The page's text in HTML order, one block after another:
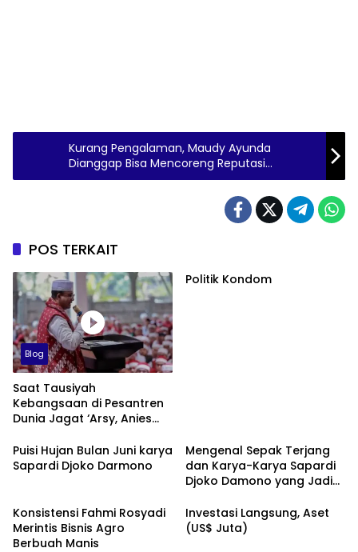
Kurang Pengalaman, Maudy Ayunda
Dianggap Bisa Mencoreng Reputasi
Indonesia
POS TERKAIT
Blog
Saat Tausiyah
Kebangsaan di Pesantren
Dunia Jagat ‘Arsy, Anies
Dukungan dari Abah Aos
Politik Kondom
Puisi Hujan Bulan Juni karya
Sapardi Djoko Darmono
Mengenal Sepak Terjang
dan Karya-Karya Sapardi
Djoko Damono yang Jadi
Konsistensi Fahmi Rosyadi
Merintis Bisnis Agro
Berbuah Manis
Investasi Langsung, Aset
(US$ Juta)